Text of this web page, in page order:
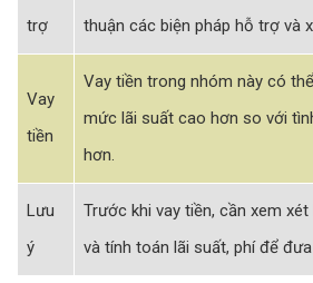
trợ
thuận các biện pháp hỗ trợ và
Vay
tiền
Vay tiền trong nhóm này có
mức lãi suất cao hơn so với
hơn.
Lưu
ý
Trước khi vay tiền, cần xem
và tính toán lãi suất, phí để